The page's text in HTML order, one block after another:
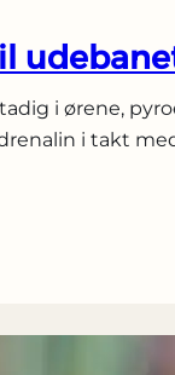
i ørene,
i takt